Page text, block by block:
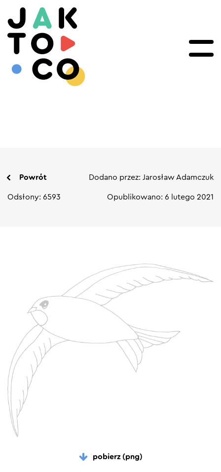
Powrót Dodano przez: Jarosław Adamczuk
Odsłony: 6593 Opublikowano: 6 lutego 2021
pobierz (png)